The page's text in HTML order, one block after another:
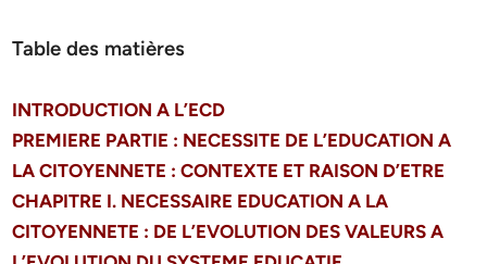
Table des matières
INTRODUCTION A L’ECD
PREMIERE PARTIE : NECESSITE DE L’EDUCATION A
LA CITOYENNETE : CONTEXTE ET RAISON D’ETRE
CHAPITRE I. NECESSAIRE EDUCATION A LA
CITOYENNETE : DE L’EVOLUTION DES VALEURS A